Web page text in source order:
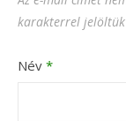
karakterrel jelöltük
Név *